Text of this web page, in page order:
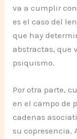
va a cumplir
es el caso del
que hay
abstractas, que
psiquismo.
Por otra parte,
en el campo de
cadenas
su copresencia.